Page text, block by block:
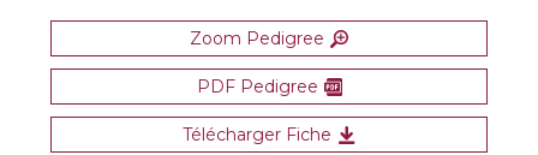
Zoom Pedigree
PDF Pedigree
Télécharger Fiche